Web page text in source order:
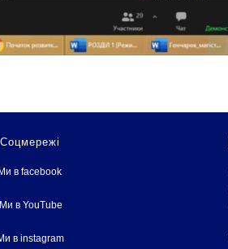
Соцмережі
Ми в facebook
Ми в YouTube
в instagram